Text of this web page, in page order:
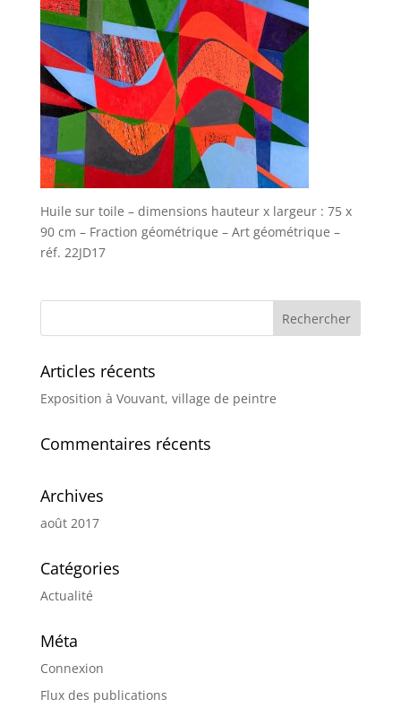
Huile sur toile – dimensions hauteur x largeur : 75 x
90 cm – Fraction géométrique – Art géométrique –
réf. 22JD17
Articles récents
Exposition à Vouvant, village de peintre
Commentaires récents
Archives
août 2017
Catégories
Actualité
Méta
Connexion
Flux des publications